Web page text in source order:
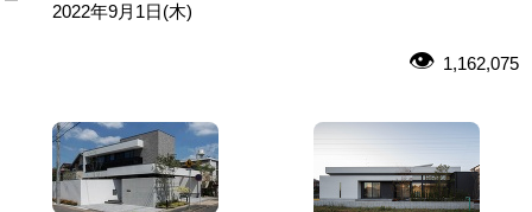
2022年9月1日(木)
1,162,075